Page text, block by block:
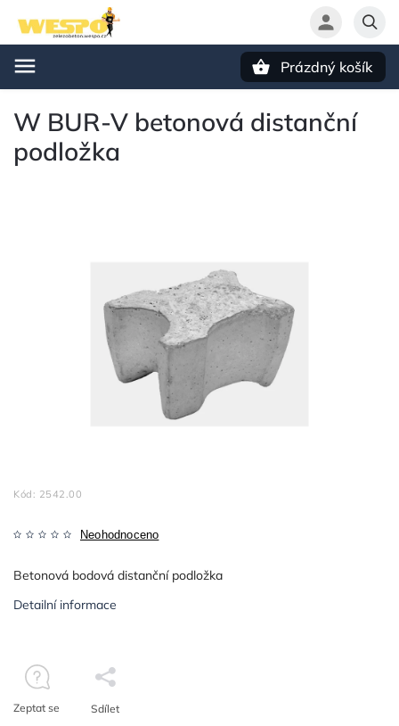
Prázdný košík
W BUR-V betonová distanční
podložka
Kód: 2542.00
Neohodnoceno
Betonová bodová distanční podložka
Detailní informace
Zeptat se Sdílet